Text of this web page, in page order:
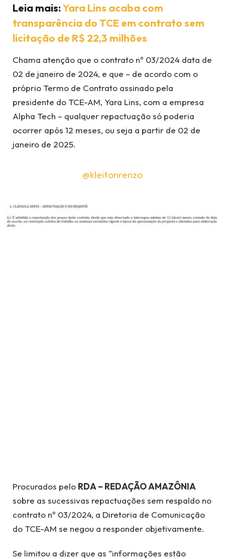
Leia mais:Yara Lins acaba com
transparência do TCE em contrato sem
licitação de R$ 22,3 milhões
Chama atenção que o contrato nº 03/2024 data de
02 de janeiro de 2024, e que – de acordo com o
próprio Termo de Contrato assinado pela
presidente do TCE-AM, Yara Lins, com a empresa
Alpha Tech – qualquer repactuação só poderia
ocorrer após 12 meses, ou seja a partir de 02 de
janeiro de 2025.
@kleitonrenzo
Procurados pelo RDA – REDAÇÃO AMAZÔNIA
sobre as sucessivas repactuações sem respaldo no
contrato nº 03/2024, a Diretoria de Comunicação
do TCE-AM se negou a responder objetivamente.
Se limitou a dizer que as “informações estão